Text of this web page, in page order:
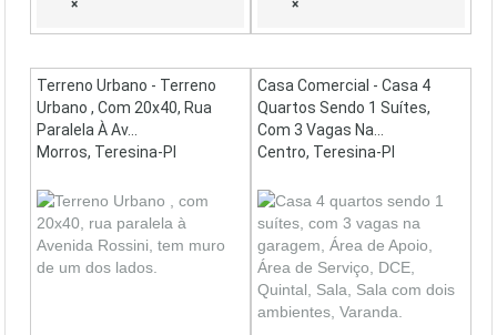
× ×
Terreno Urbano - Terreno
Urbano , Com 20x40, Rua
Paralela À Av...
Morros, Teresina-PI
Casa Comercial - Casa 4
Quartos Sendo 1 Suítes,
Com 3 Vagas Na...
Centro, Teresina-PI